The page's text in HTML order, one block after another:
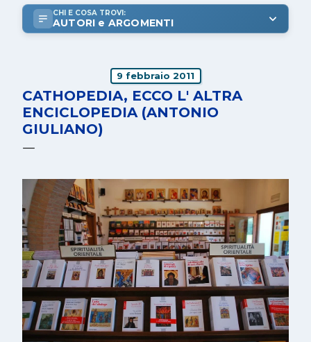
CHI E COSA TROVI:
AUTORI e ARGOMENTI
9 febbraio 2011
CATHOPEDIA, ECCO L' ALTRA
ENCICLOPEDIA (ANTONIO
GIULIANO)